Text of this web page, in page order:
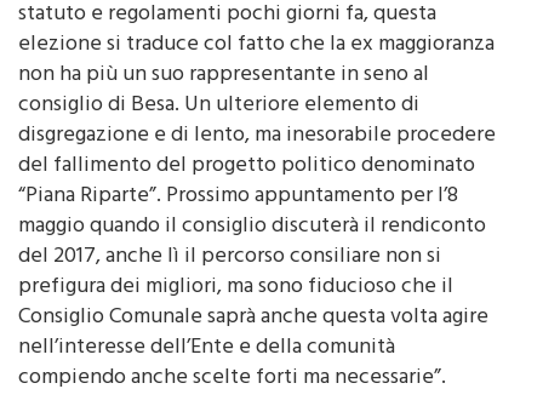
statuto e regolamenti pochi giorni fa, questa
elezione si traduce col fatto che la ex maggioranza
non ha più un suo rappresentante in seno al
consiglio di Besa. Un ulteriore elemento di
disgregazione e di lento, ma inesorabile procedere
del fallimento del progetto politico denominato
“Piana Riparte”. Prossimo appuntamento per l’8
maggio quando il consiglio discuterà il rendiconto
del 2017, anche lì il percorso consiliare non si
prefigura dei migliori, ma sono fiducioso che il
Consiglio Comunale saprà anche questa volta agire
nell’interesse dell’Ente e della comunità
compiendo anche scelte forti ma necessarie”.